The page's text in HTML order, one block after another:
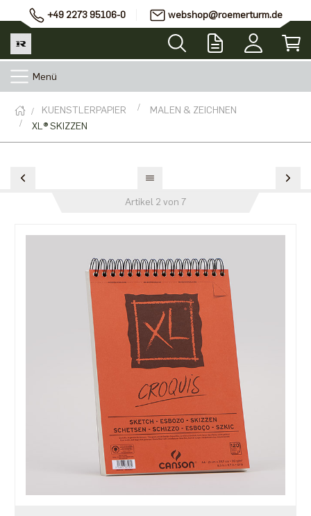
+49 2273 95106-0 webshop@roemerturm.de
Menü
KUENSTLERPAPIER
MALEN & ZEICHNEN
XL® SKIZZEN
Artikel 2 von 7